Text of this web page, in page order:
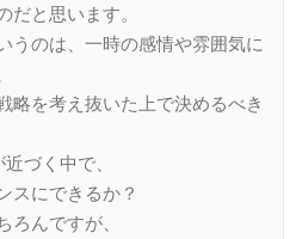
だと思います。
うのは、一時の感情や雰囲気に
略を考え抜いた上で決めるべき
づく中で、
スにできるか？
ろんですが、